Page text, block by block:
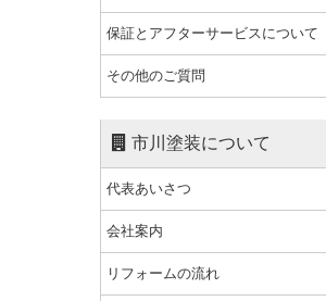
保証とアフターサービスについて
その他のご質問
市川塗装について
代表あいさつ
会社案内
リフォームの流れ